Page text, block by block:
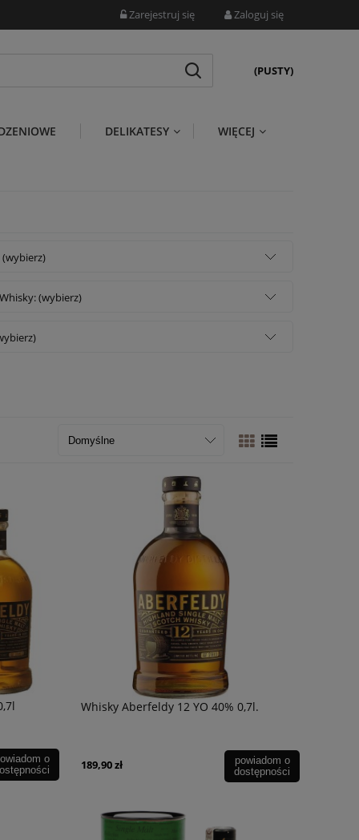
Zarejestruj się Zaloguj się
(PUSTY)
DELIKATESY WIĘCEJ
(wybierz)
(wybierz)
o
Whisky Aberfeldy 12 YO 40% 0,7l.
189,90 zł
powiadom o
dostępności